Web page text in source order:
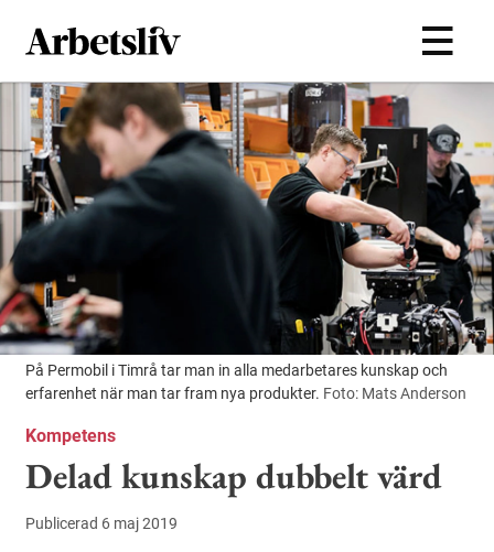
Hoppa till huvudinnehållet
På Permobil i Timrå tar man in alla medarbetares kunskap och
erfarenhet när man tar fram nya produkter. Foto: Mats Anderson
Kompetens
Delad kunskap dubbelt värd
Publicerad 6 maj 2019